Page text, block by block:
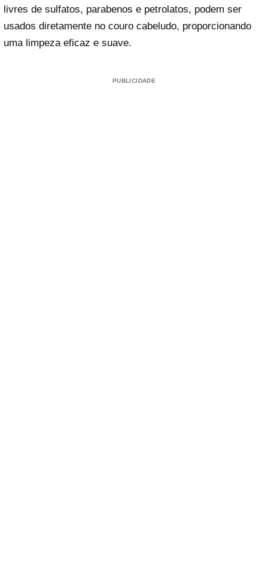
livres de sulfatos, parabenos e petrolatos, podem ser
usados diretamente no couro cabeludo, proporcionando
uma limpeza eficaz e suave.
PUBLICIDADE